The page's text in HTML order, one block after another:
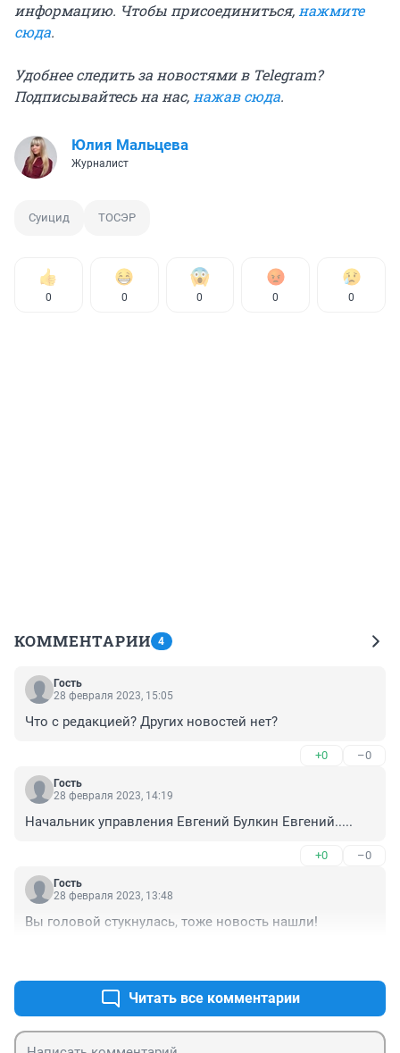
информацию. Чтобы присоединиться,нажмите
сюда.
Удобнее следить за новостями в Telegram?
Подписывайтесь на нас,нажав сюда.
Юлия Мальцева
Журналист
Суицид ТОСЭР
0 0 0 0 0
КОММЕНТАРИИ 4
Гость
28 февраля 2023, 15:05
Что с редакцией? Других новостей нет?
+0 –0
Гость
28 февраля 2023, 14:19
Начальник управления Евгений Булкин Евгений.....
+0 –0
Гость
28 февраля 2023, 13:48
Вы головой стукнулась, тоже новость нашли!
Читать все комментарии